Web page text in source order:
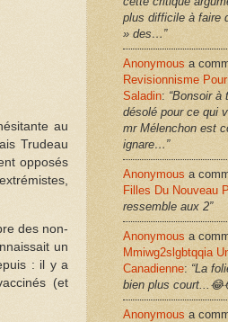
au
Trudeau
opposés
des non-
un
: il y a
(et
plus difficile à faire
» des…”
Anonymous a
Revisionnisme
Saladin: “Bonsoir à
désolé pour ce qui
mr Mélenchon est
ignare…”
Anonymous a
Filles Du Nouveau
ressemble aux 2”
Anonymous a
Mmiwg2slgbtqqia
Canadienne: “La
bien plus
Anonymous a